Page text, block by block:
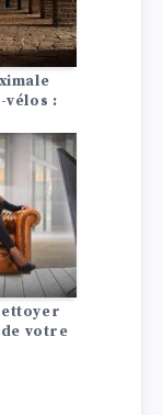
vélos :
votre